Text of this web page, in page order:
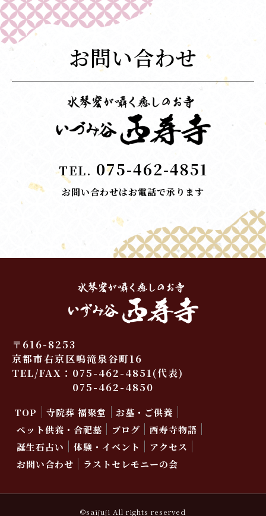
お問い合わせ
TEL. 075-462-4851
お問い合わせはお電話で承ります
〒616-8253
京都市右京区鳴滝泉谷町16
TEL/FAX： 075-462-4851(代表)
075-462-4850
TOP 寺院葬 福聚堂
お墓・ご供養
ペット供養・合祀墓
ブログ
西寿寺物語
誕生石占い
体験・イベント
アクセス
お問い合わせ
ラストセレモニーの会
©saijuji All rights reserved